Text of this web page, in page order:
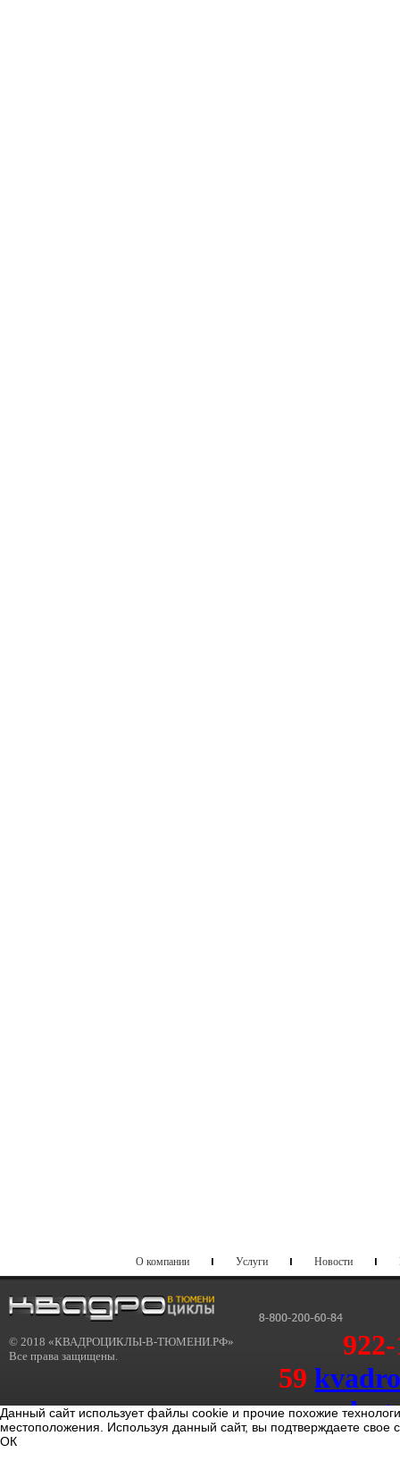
О компании Услуги Новости
© 2018 «КВАДРОЦИКЛЫ-В-ТЮМЕНИ.РФ»
Все права защищены.
59
kvadrotum@sport-
Данный сайт использует файлы cookie и прочие похожие
местоположения. Используя данный сайт, вы подтверждаете свое
ОК